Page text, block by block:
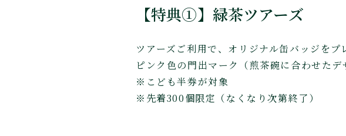
【特典①】緑茶ツアーズ
ツアーズご利用で、オリジナル缶バッジをプ
ピンク色の門出マーク（煎茶碗に合わせたデ
※こども半券が対象
※先着300個限定（なくなり次第終了）